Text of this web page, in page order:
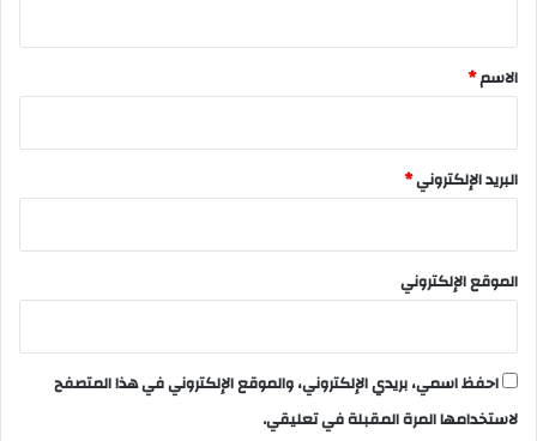
*
الاسم*
البريد الإلكتروني*
الموقع الإلكتروني
احفظ اسمي، بريدي الإلكتروني، والموقع الإلكتروني في هذا المتصفح
لاستخدامها المرة المقبلة في تعليقي.